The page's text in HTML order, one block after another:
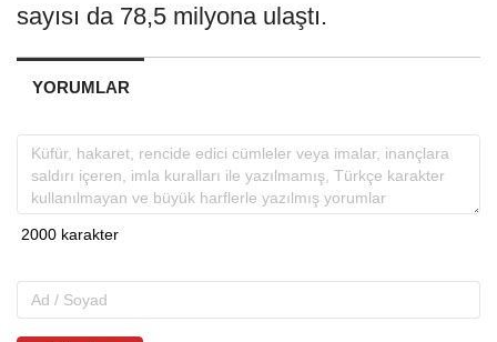
sayısı da 78,5 milyona ulaştı.
YORUMLAR